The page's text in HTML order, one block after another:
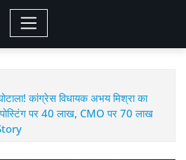
कांग्रेस विधायक अभय मिश्रा का
पर 40 लाख, CMO पर 70 लाख